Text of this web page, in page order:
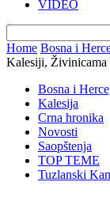
VIDEO
Home Bosna i
Kalesiji, Živinicama
Bosna i
Kalesija
Crna hronika
Novosti
Saopštenja
TOP TEME
Tuzlanski